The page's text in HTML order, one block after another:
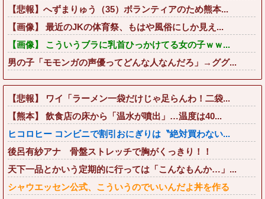
【悲報】へずまりゅう（35）ボランティアのため熊本...
【画像】 最近のJKの体育祭、もはや風俗にしか見え...
【画像】 こういうブラに乳首ひっかけてる女の子ｗｗ...
男の子「モモンガの声優ってどんな人なんだろ」→ググ...
【悲報】 ワイ「ラーメン一袋だけじゃ足らんわ！二袋...
【熊本】 飲食店の床から「温水が噴出」…温度は40...
ヒコロヒー コンビニで割引おにぎりは〝絶対買わない...
後呂有紗アナ 骨盤ストレッチで胸がくっきり！！
天下一品とかいう定期的に行っては「こんなもんか…」...
シャウエッセン公式、こういうのでいいんだよ丼を作る